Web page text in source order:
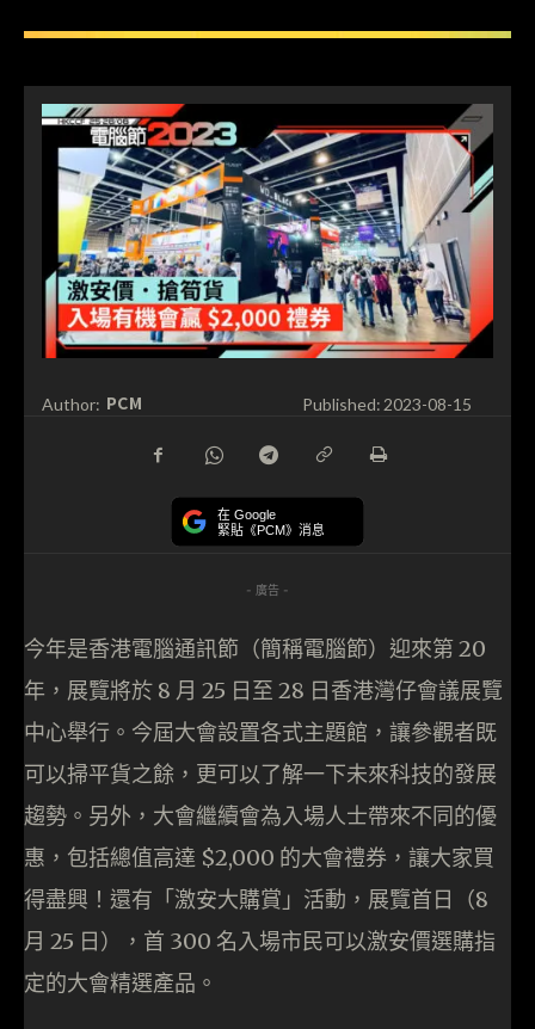
Author: PCM Published: 2023-08-15
在 Google
緊貼《PCM》消息
- 廣告 -
今年是香港電腦通訊節（簡稱電腦節）迎來第 20
年，展覽將於 8 月 25 日至 28 日香港灣仔會議展覽
中心舉行。今屆大會設置各式主題館，讓參觀者既
可以掃平貨之餘，更可以了解一下未來科技的發展
趨勢。另外，大會繼續會為入場人士帶來不同的優
惠，包括總值高達 $2,000 的大會禮券，讓大家買
得盡興！還有「激安大購賞」活動，展覽首日（8
月 25 日），首 300 名入場市民可以激安價選購指
定的大會精選產品。